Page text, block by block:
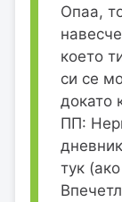
Опаа,
което
си се
докато
ПП:
тук